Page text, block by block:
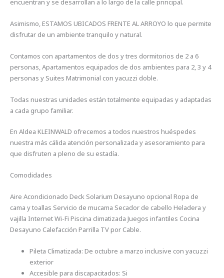
encuentran y se desarrollan a lo largo de la calle principal.
Asimismo, ESTAMOS UBICADOS FRENTE AL ARROYO lo que permite
disfrutar de un ambiente tranquilo y natural.
Contamos con apartamentos de dos y tres dormitorios de 2 a 6
personas, Apartamentos equipados de dos ambientes para 2, 3 y 4
personas y Suites Matrimonial con yacuzzi doble.
Todas nuestras unidades están totalmente equipadas y adaptadas
a cada grupo familiar.
En Aldea KLEINWALD ofrecemos a todos nuestros huéspedes
nuestra más cálida atención personalizada y asesoramiento para
que disfruten a pleno de su estadía.
Comodidades
Aire Acondicionado Deck Solarium Desayuno opcional Ropa de
cama y toallas Servicio de mucama Secador de cabello Heladera y
vajilla Internet Wi-Fi Piscina climatizada Juegos infantiles Cocina
Desayuno Calefacción Parrilla TV por Cable.
Pileta Climatizada: De octubre a marzo inclusive con yacuzzi
exterior
Accesible para discapacitados: Si